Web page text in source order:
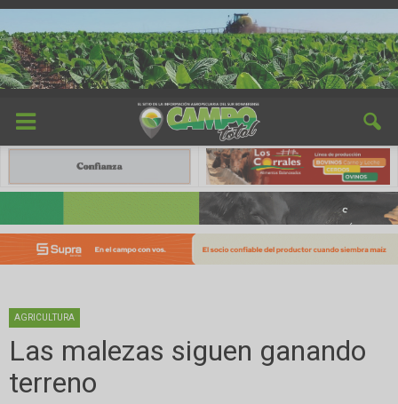
AGRICULTURA
Las malezas siguen ganando
terreno